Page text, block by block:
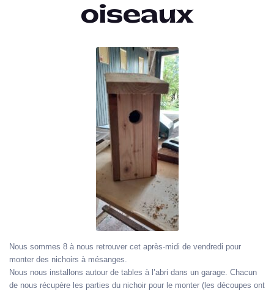
oiseaux
Nous sommes 8 à nous retrouver cet après-midi de vendredi pour
monter des nichoirs à mésanges.
Nous nous installons autour de tables à l’abri dans un garage. Chacun
de nous récupère les parties du nichoir pour le monter (les découpes ont